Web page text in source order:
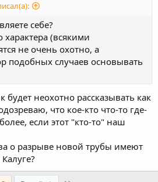
себе?
(всякими
не очень охотно, а
подобных случаев основывать
неохотно рассказывать как
что кое-кто что-то где-
если этот "кто-то" наш
о разрыве новой трубы имеют